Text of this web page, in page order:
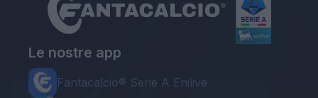
Le nostre app
Fantacalcio® Serie A Enilive